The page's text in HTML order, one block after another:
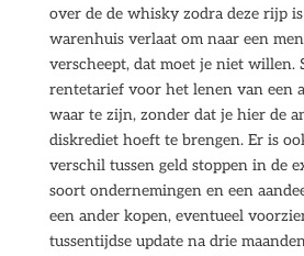
over de de whisky zodra deze rijp
warenhuis verlaat om naar een
verscheept, dat moet je niet willen.
rentetarief voor het lenen van een
waar te zijn, zonder dat je hier de
diskrediet hoeft te brengen. Er is
verschil tussen geld stoppen in de
soort ondernemingen en een
een ander kopen, eventueel
tussentijdse update na drie